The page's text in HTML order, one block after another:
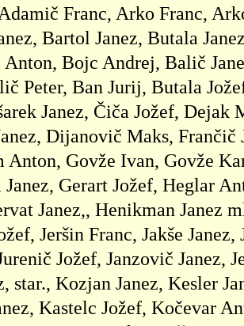
Franc, Arko Franc,
Bartol Janez, Butala
Bojc Andrej, Balič
Ban Jurij, Butala
Janez, Čiča Jožef,
Dijanovič Maks, Frančič
Anton, Govže Ivan, Govže
Gerart Jožef, Heglar
Janez,, Henikman Janez
Jeršin Franc, Jakše
Jožef, Janzovič Janez,
star., Kozjan Janez, Kesler
Kastelc Jožef, Kočevar